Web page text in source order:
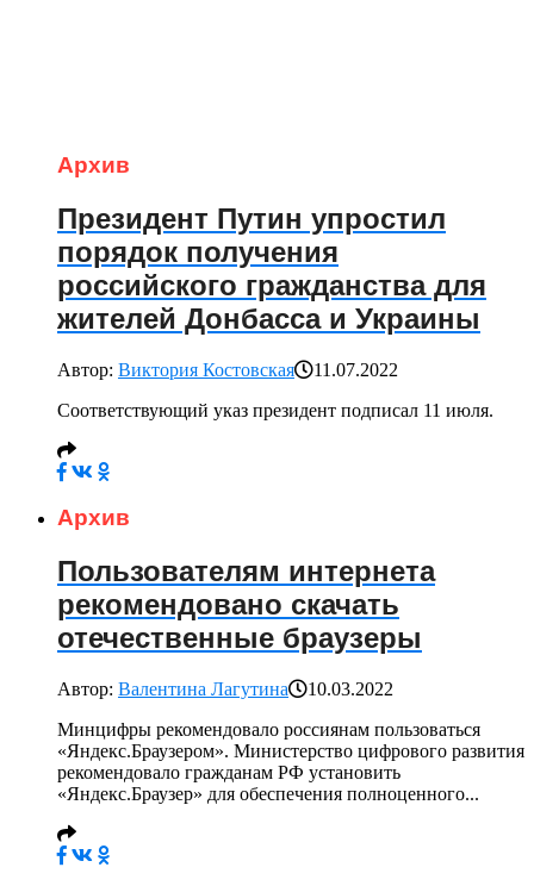
Архив
Президент Путин упростил
порядок получения
российского гражданства для
жителей Донбасса и Украины
Автор: Виктория Костовская
11.07.2022
Соответствующий указ президент подписал 11 июля.
Архив
Пользователям интернета
рекомендовано скачать
отечественные браузеры
Автор: Валентина Лагутина
10.03.2022
Минцифры рекомендовало россиянам пользоваться
«Яндекс.Браузером». Министерство цифрового развития
рекомендовало гражданам РФ установить
«Яндекс.Браузер» для обеспечения полноценного...